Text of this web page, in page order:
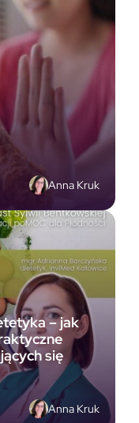
Anna Kruk
– jak
się
Anna Kruk